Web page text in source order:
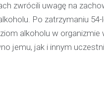
zwrócili uwagę na
Po zatrzymaniu
alkoholu w organizmie
jemu, jak i innym